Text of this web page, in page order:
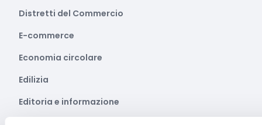
Distretti del Commercio
E-commerce
Economia circolare
Edilizia
Editoria e informazione